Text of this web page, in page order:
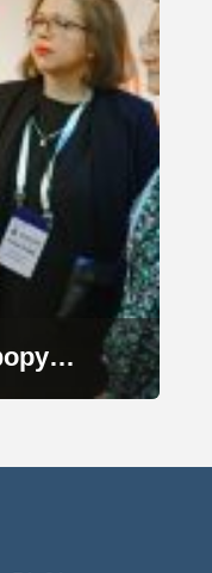
Норильский бизнес-форум: философия, вдохновение, партнёрство